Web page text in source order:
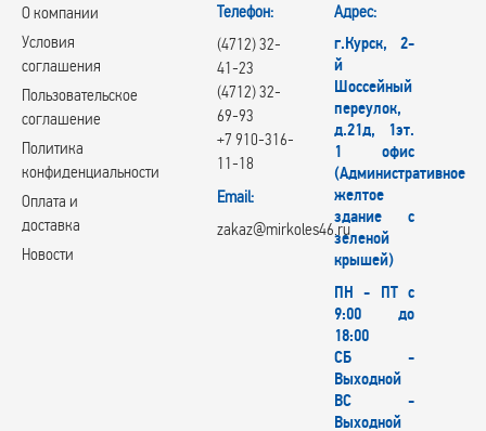
О компании
Условия
соглашения
Пользовательское
соглашение
Политика
конфиденциальности
Оплата и
доставка
Новости
Телефон:
(4712) 32-
41-23
(4712) 32-
69-93
+7 910-316-
11-18
Email:
zakaz@mirkoles46.ru
Адрес:
г.Курск, 2-
й
Шоссейный
переулок,
д.21д, 1эт.
1 офис
(Административное
желтое
здание с
зеленой
крышей)
ПН - ПТ с
9:00 до
18:00
СБ -
Выходной
ВС -
Выходной